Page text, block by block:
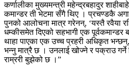
कर्णालीका मुख्यमन्त्री महेन्द्रबहादुर
कमान्डर ती भेटमा सँगै थिए । प्रचण्डकै
पुनको आलोचना मात्र गरेनन्, ‘यस्तै रवैया
धम्कीसमेत दिएको सहभागी एक
थाहा पाएका एक उच्च प्रहरी अधिकृत
भन्‍नु मात्रै छ । उनलाई खोज्ने र पक्राउ
राम्ररी बुझेको छ ।”